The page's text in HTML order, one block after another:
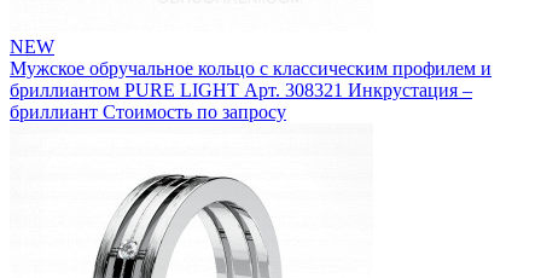
NEW
Мужское обручальное кольцо с классическим профилем и
бриллиантом PURE LIGHT Арт. 308321 Инкрустация –
бриллиант Стоимость по запросу